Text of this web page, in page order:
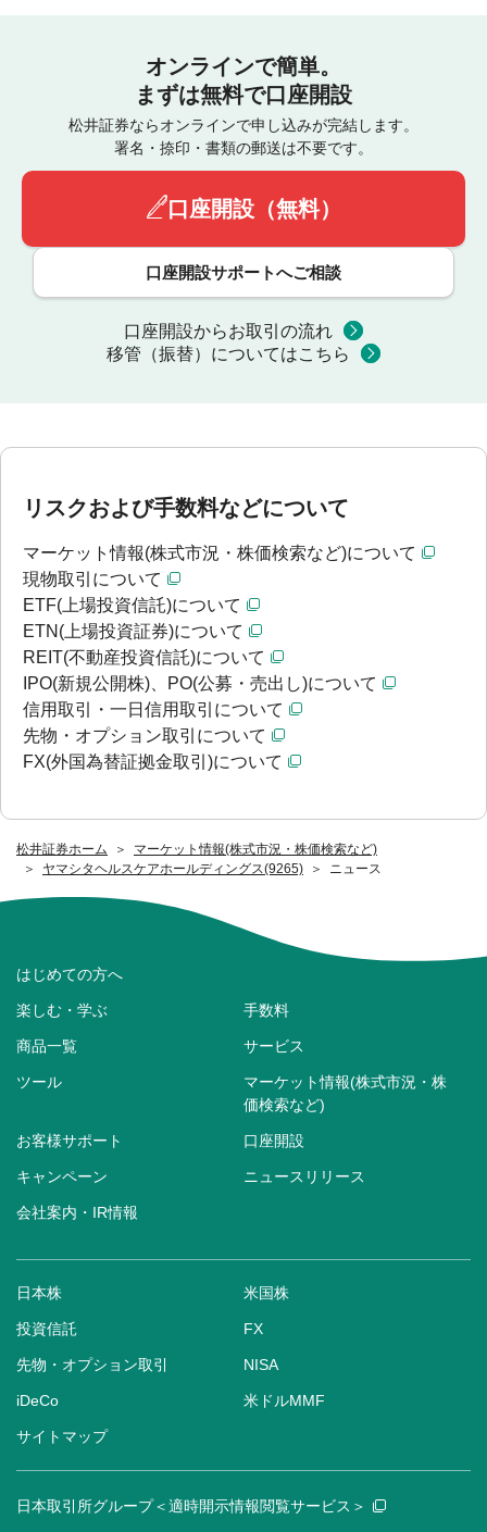
松井証券ホーム
マーケット情報(株式市況・株価検索など)
ヤマシタヘルスケアホールディングス(9265)
ニュース
オンラインで簡単。
まずは無料で口座開設
松井証券ならオンラインで申し込みが完結します。
署名・捺印・書類の郵送は不要です。
口座開設（無料）
口座開設サポートへご相談
口座開設からお取引の流れ
移管（振替）についてはこちら
リスクおよび手数料などについて
マーケット情報(株式市況・株価検索など)について
現物取引について
ETF(上場投資信託)について
ETN(上場投資証券)について
REIT(不動産投資信託)について
IPO(新規公開株)、PO(公募・売出し)について
信用取引・一日信用取引について
先物・オプション取引について
FX(外国為替証拠金取引)について
はじめての方へ
楽しむ・学ぶ 手数料
商品一覧 サービス
ツール
マーケット情報(株式市況・株
価検索など)
お客様サポート 口座開設
キャンペーン ニュースリリース
会社案内・IR情報
日本株 米国株
投資信託 FX
先物・オプション取引 NISA
iDeCo 米ドルMMF
サイトマップ
日本取引所グループ＜適時開示情報閲覧サービス＞